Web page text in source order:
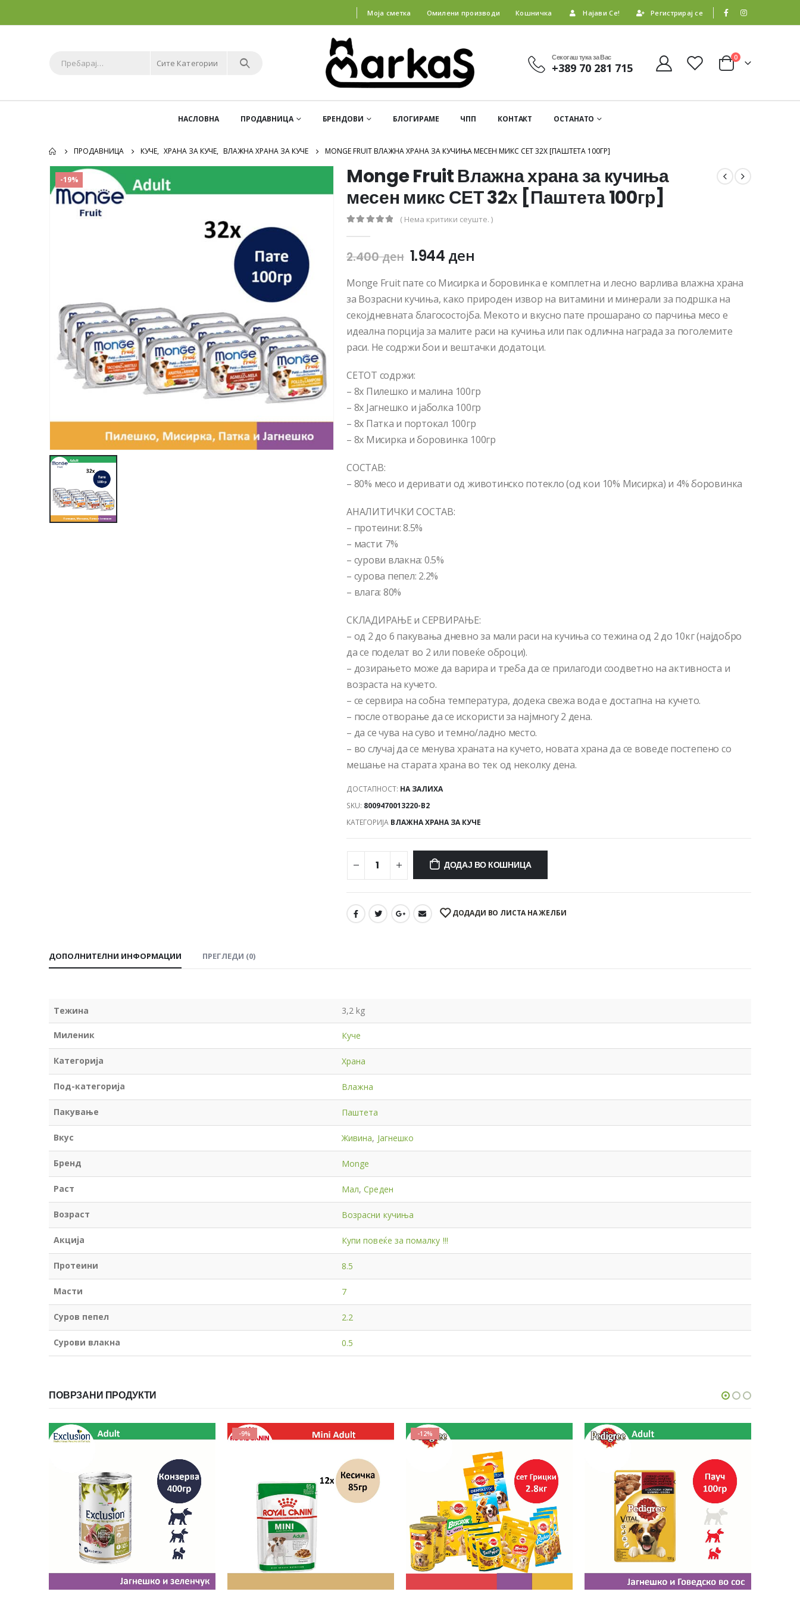
Моја сметка Омилени производи Кошничка Најави Се! Регистрирај се
Сите Категории
Секогаш тука за Вас
+389 70 281 715
0
НАСЛОВНА ПРОДАВНИЦА БРЕНДОВИ БЛОГИРАМЕ ЧПП КОНТАКТ ОСТАНАТО
ПРОДАВНИЦА КУЧЕ, ХРАНА ЗА КУЧЕ, ВЛАЖНА ХРАНА ЗА КУЧЕ MONGE FRUIT ВЛАЖНА ХРАНА ЗА КУЧИЊА МЕСЕН МИКС СЕТ 32Х [ПАШТЕТА 100ГР]
-19%
Monge Fruit Влажна храна за кучиња
месен микс СЕТ 32х [Паштета 100гр]
( Нема критики сеуште. )
2.400ден 1.944 ден
Monge Fruit пате со Мисирка и боровинка е комплетна и лесно варлива влажна храна
за Возрасни кучиња, како природен извор на витамини и минерали за подршка на
секојдневната благосостојба. Мекото и вкусно пате прошарано со парчиња месо е
идеална порција за малите раси на кучиња или пак одлична награда за поголемите
раси. Не содржи бои и вештачки додатоци.
СЕТОТ содржи:
– 8х Пилешко и малина 100гр
– 8x Јагнешко и јаболка 100гр
– 8х Патка и портокал 100гр
– 8х Мисирка и боровинка 100гр
СОСТАВ:
– 80% месо и деривати од животинско потекло (од кои 10% Мисирка) и 4% боровинка
АНАЛИТИЧКИ СОСТАВ:
– протеини: 8.5%
– масти: 7%
– сурови влакна: 0.5%
– сурова пепел: 2.2%
– влага: 80%
СКЛАДИРАЊЕ и СЕРВИРАЊЕ:
– од 2 до 6 пакувања дневно за мали раси на кучиња со тежина од 2 до 10кг (најдобро
да се поделат во 2 или повеќе оброци).
– дозирањето може да варира и треба да се прилагоди соодветно на активноста и
возраста на кучето.
– се сервира на собна температура, додека свежа вода е достапна на кучето.
– после отворање да се искористи за најмногу 2 дена.
– да се чува на суво и темно/ладно место.
– во случај да се менува храната на кучето, новата храна да се воведе постепено со
мешање на старата храна во тек од неколку дена.
ДОСТАПНОСТ: НА ЗАЛИХА
SKU: 8009470013220-B2
КАТЕГОРИЈА ВЛАЖНА ХРАНА ЗА КУЧЕ
ДОДАЈ ВО КОШНИЦА
ДОДАДИ ВО ЛИСТА НА ЖЕЛБИ
ДОПОЛНИТЕЛНИ ИНФОРМАЦИИ ПРЕГЛЕДИ (0)
Тежина 3,2 kg
Миленик Куче
Категорија Храна
Под-категорија Влажна
Пакување Паштета
Вкус Живина, Јагнешко
Бренд Monge
Раст Мал,Среден
Возраст Возрасни кучиња
Акција Купи повеќе за помалку !!!
Протеини 8.5
Масти 7
Суров пепел 2.2
Сурови влакна 0.5
ПОВРЗАНИ ПРОДУКТИ
-9% -12%